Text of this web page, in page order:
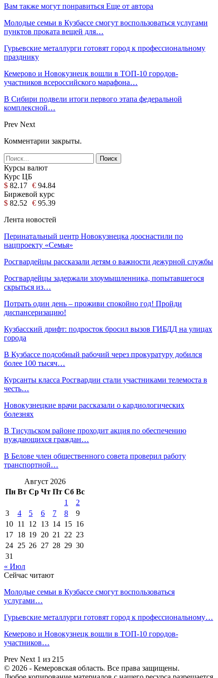
Вам также могут понравиться Еще от автора
Молодые семьи в Кузбассе смогут воспользоваться услугами
пунктов проката вещей для…
Гурьевские металлурги готовят город к профессиональному
празднику
Кемерово и Новокузнецк вошли в ТОП-10 городов-
участников всероссийского марафона…
В Сибири подвели итоги первого этапа федеральной
комплексной…
Prev Next
Комментарии закрыты.
Курсы валют
Курс ЦБ
$ 82.17 € 94.84
Биржевой курс
$ 82.52 € 95.39
Лента новостей
Перинатальный центр Новокузнецка дооснастили по
нацпроекту «Семья»
Росгвардейцы рассказали детям о важности дежурной службы
Росгвардейцы задержали злоумышленника, попытавшегося
скрыться из…
Потрать один день – проживи спокойно год! Пройди
диспансеризацию!
Кузбасский дрифт: подросток бросил вызов ГИБДД на улицах
города
В Кузбассе подсобный рабочий через прокуратуру добился
более 100 тысяч…
Курсанты класса Росгвардии стали участниками телемоста в
честь…
Новокузнецкие врачи рассказали о кардиологических
болезнях
В Тисульском районе проходит акция по обеспечению
нуждающихся граждан…
В Белове член общественного совета проверил работу
транспортной…
Август 2026
Пн Вт Ср Чт Пт Сб Вс
1
2
3
4 5 6 7 8
9
10 11 12 13 14 15 16
17 18 19 20 21 22 23
24 25 26 27 28 29 30
31
« Июл
Сейчас читают
Молодые семьи в Кузбассе смогут воспользоваться
услугами…
Гурьевские металлурги готовят город к профессиональному…
Кемерово и Новокузнецк вошли в ТОП-10 городов-
участников…
Prev Next 1 из 215
© 2026 - Кемеровская область. Все права защищены.